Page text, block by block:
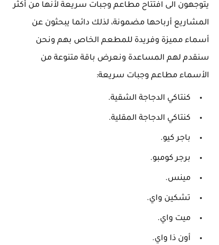
يتوجهون الى افتتاح مطاعم وجبات سريعة لأنها من أكثر
المشاريع أرباحها مضمونة، لذلك دائما يبحثون عن
أسماء مميزة وفريدة للمطعم الخاص بهم ونحن
سنقدم لهم المساعدة ونعرض باقة متنوعة من
الأسماء مطاعم وجبات سريعة:
كنتاكي الدجاجة الشقية.
كنتاكي الدجاجة المقلية.
باجر كيو.
برجر كومبو.
مينس.
تشكين واي.
ميت واي.
أون ذا واي.